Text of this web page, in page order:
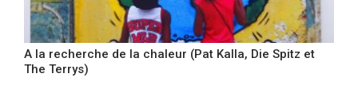
A la recherche de la chaleur (Pat Kalla, Die Spitz et
The Terrys)